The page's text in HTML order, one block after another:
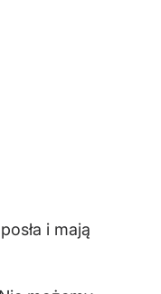
i mają